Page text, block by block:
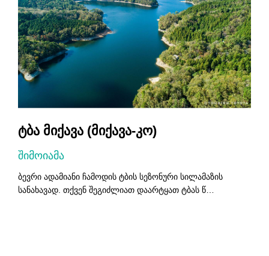
ტბა მიქავა (მიქავა-კო)
შიმოიამა
ბევრი ადამიანი ჩამოდის ტბის სეზონური სილამაზის
სანახავად. თქვენ შეგიძლიათ დაარტყათ ტბას წ…